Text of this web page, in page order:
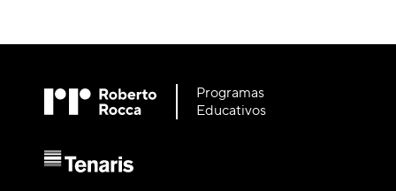
Programas
Educativos